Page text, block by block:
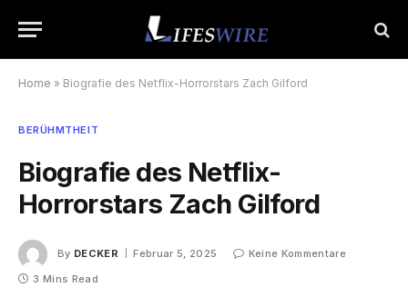
Home » Biografie des Netflix-Horrorstars Zach Gilford
BERÜHMTHEIT
Biografie des Netflix-
Horrorstars Zach Gilford
By DECKER Februar 5, 2025
Keine Kommentare
3 Mins Read